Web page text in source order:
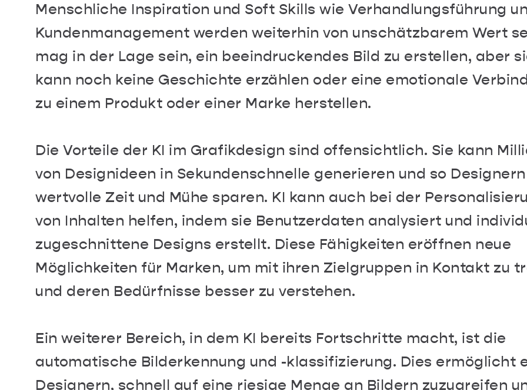
Menschliche Inspiration und Soft Skills wie Verhandlungsführung
Kundenmanagement werden weiterhin von unschätzbarem Wert
mag in der Lage sein, ein beeindruckendes Bild zu erstellen, aber
kann noch keine Geschichte erzählen oder eine emotionale
zu einem Produkt oder einer Marke herstellen.
Die Vorteile der KI im Grafikdesign sind offensichtlich. Sie kann
von Designideen in Sekundenschnelle generieren und so Designern
wertvolle Zeit und Mühe sparen. KI kann auch bei der
von Inhalten helfen, indem sie Benutzerdaten analysiert und
zugeschnittene Designs erstellt. Diese Fähigkeiten eröffnen neue
Möglichkeiten für Marken, um mit ihren Zielgruppen in Kontakt zu
und deren Bedürfnisse besser zu verstehen.
Ein weiterer Bereich, in dem KI bereits Fortschritte macht, ist die
automatische Bilderkennung und -klassifizierung. Dies ermöglicht
Designern, schnell auf eine riesige Menge an Bildern zuzugreifen